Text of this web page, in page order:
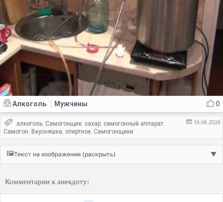
0
Алкоголь Мужчины
16.06.2026
алкоголь, Самогонщик, сахар, самогонный аппарат,
Самогон, Вкусняшка, спиртное, Самогонщики
🖼️Текст на изображении (раскрыть) ▼
Комментарии к анекдоту: